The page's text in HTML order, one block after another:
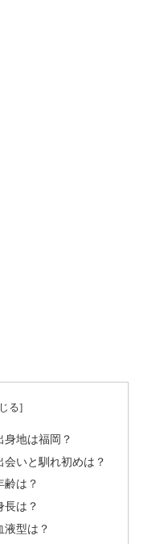
身地は福岡？
いと馴れ初めは？
齢は？
長は？
液型は？